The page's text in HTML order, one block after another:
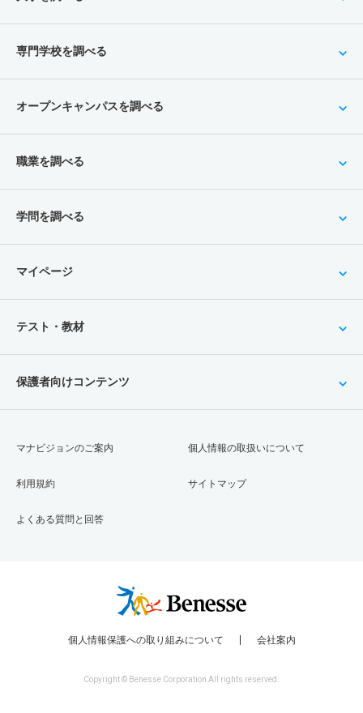
専門学校を調べる
オープンキャンパスを調べる
職業を調べる
学問を調べる
マイページ
テスト・教材
保護者向けコンテンツ
マナビジョンのご案内
利用規約
よくある質問と回答
個人情報の取扱いについて
サイトマップ
個人情報保護への取り組みについて 会社案内
Copyright © Benesse Corporation All rights reserved.